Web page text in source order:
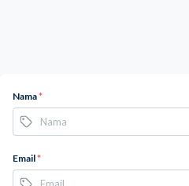
Nama*
Email*